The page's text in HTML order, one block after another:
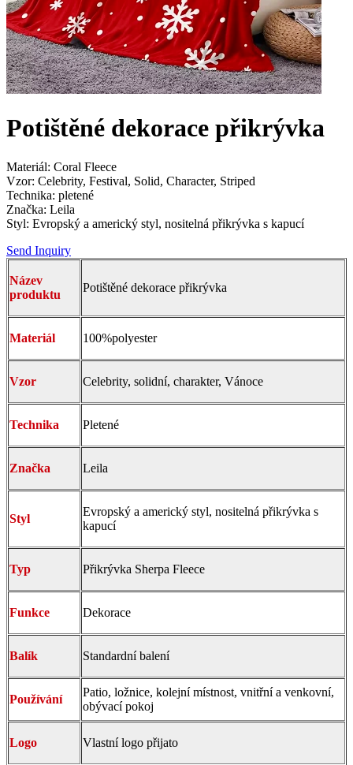
Potištěné dekorace přikrývka
Materiál: Coral Fleece
Vzor: Celebrity, Festival, Solid, Character, Striped
Technika: pletené
Značka: Leila
Styl: Evropský a americký styl, nositelná přikrývka s kapucí
Send Inquiry
Název
produktu
Potištěné dekorace přikrývka
Materiál 100%polyester
Vzor Celebrity, solidní, charakter, Vánoce
Technika Pletené
Značka Leila
Styl
Evropský a americký styl, nositelná přikrývka s
kapucí
Typ Přikrývka Sherpa Fleece
Funkce Dekorace
Balík Standardní balení
Používání
Patio, ložnice, kolejní místnost, vnitřní a venkovní,
obývací pokoj
Logo Vlastní logo přijato